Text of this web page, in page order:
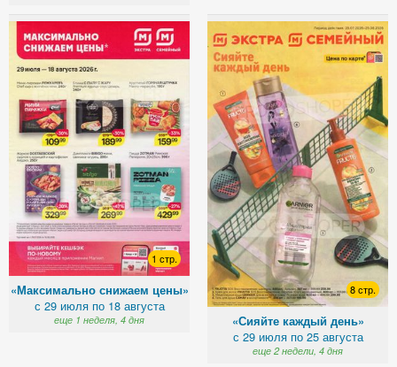
1 стр.
«Максимально снижаем цены»
с 29 июля по 18 августа
еще 1 неделя, 4 дня
8 стр.
«Сияйте каждый день»
с 29 июля по 25 августа
еще 2 недели, 4 дня